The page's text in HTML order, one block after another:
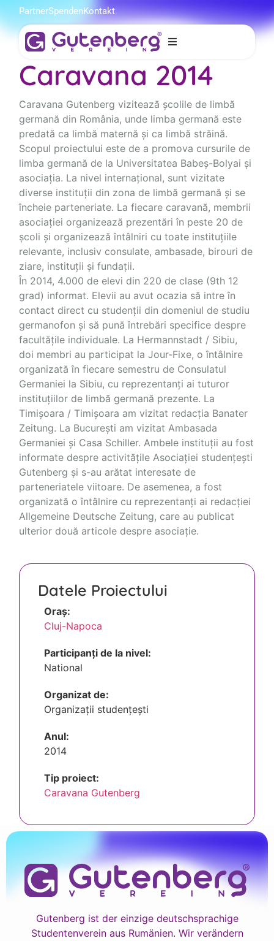
PartnerSpendenKontakt
Caravana 2014
Caravana Gutenberg vizitează școlile de limbă
germană din România, unde limba germană este
predată ca limbă maternă și ca limbă străină.
Scopul proiectului este de a promova cursurile de
limba germană de la Universitatea Babeș-Bolyai și
asociația. La nivel internațional, sunt vizitate
diverse instituții din zona de limbă germană și se
încheie parteneriate. La fiecare caravană, membrii
asociației organizează prezentări în peste 20 de
școli și organizează întâlniri cu toate instituțiile
relevante, inclusiv consulate, ambasade, birouri de
ziare, instituții și fundații.
În 2014, 4.000 de elevi din 220 de clase (9th 12
grad) informat. Elevii au avut ocazia să intre în
contact direct cu studenții din domeniul de studiu
germanofon și să pună întrebări specifice despre
facultățile individuale. La Hermannstadt / Sibiu,
doi membri au participat la Jour-Fixe, o întâlnire
organizată în fiecare semestru de Consulatul
Germaniei la Sibiu, cu reprezentanți ai tuturor
instituțiilor de limbă germană prezente. La
Timișoara / Timișoara am vizitat redacția Banater
Zeitung. La București am vizitat Ambasada
Germaniei și Casa Schiller. Ambele instituții au fost
informate despre activitățile Asociației studențești
Gutenberg și s-au arătat interesate de
parteneriatele viitoare. De asemenea, a fost
organizată o întâlnire cu reprezentanți ai redacției
Allgemeine Deutsche Zeitung, care au publicat
ulterior două articole despre asociație.
Datele Proiectului
Oraș:
Cluj-Napoca
Participanți de la nivel:
National
Organizat de:
Organizații studențești
Anul:
2014
Tip proiect:
Caravana Gutenberg
Gutenberg ist der einzige deutschsprachige
Studentenverein aus Rumänien. Wir verändern